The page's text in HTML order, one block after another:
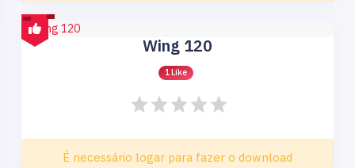
Wing 120
1 Like
É necessário logar para fazer o download